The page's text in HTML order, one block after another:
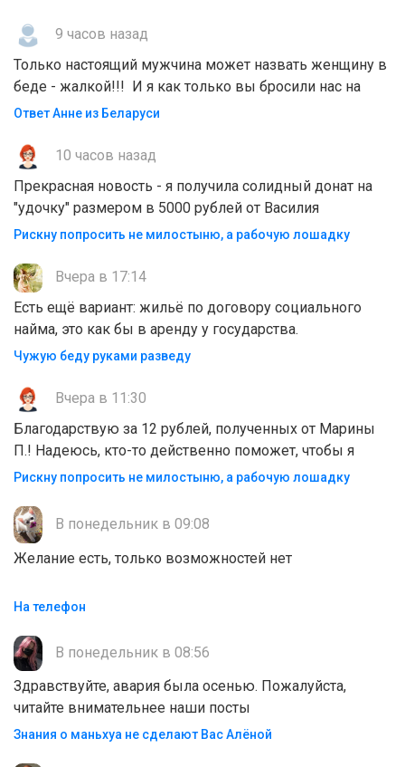
9 часов назад
Только настоящий мужчина может назвать женщину в
беде - жалкой!!! И я как только вы бросили нас на
Ответ Анне из Беларуси
10 часов назад
Прекрасная новость - я получила солидный донат на
"удочку" размером в 5000 рублей от Василия
Рискну попросить не милостыню, а рабочую лошадку
Вчера в 17:14
Есть ещё вариант: жильё по договору социального
найма, это как бы в аренду у государства.
Чужую беду руками разведу
Вчера в 11:30
Благодарствую за 12 рублей, полученных от Марины
П.! Надеюсь, кто-то действенно поможет, чтобы я
Рискну попросить не милостыню, а рабочую лошадку
В понедельник в 09:08
Желание есть, только возможностей нет
На телефон
В понедельник в 08:56
Здравствуйте, авария была осенью. Пожалуйста,
читайте внимательнее наши посты
Знания о маньхуа не сделают Вас Алëной